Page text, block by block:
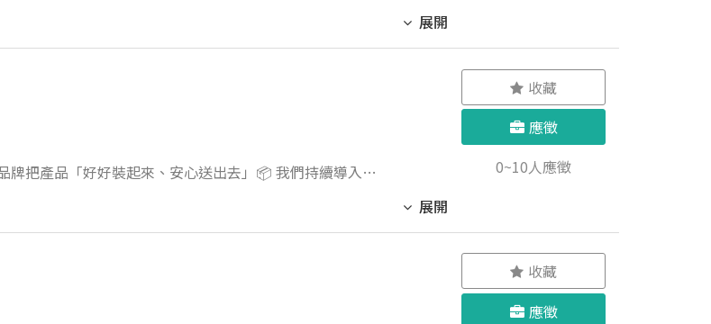
展開
好好裝起來、安心送出去」📦 我們持續導入機
察📊 如果你期待在實體製造業裡，
帳務整
製造業內外帳 4. 辦理營業稅、所得稅等各項稅務申報，
展開
收藏
應徵
0~10人應徵
收藏
應徵